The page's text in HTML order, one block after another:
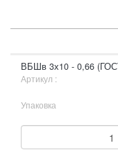
ВБШв 3х10 - 0,66
Артикул :
Упаковка